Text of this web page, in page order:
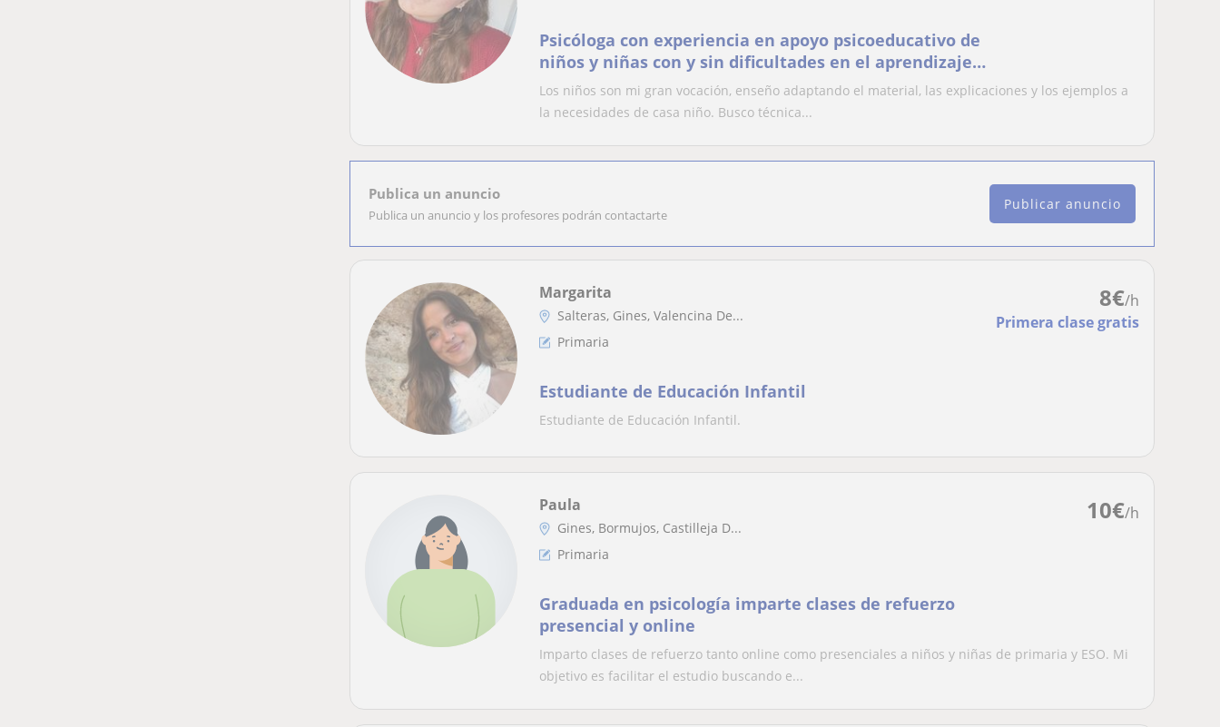
Psicóloga con experiencia en apoyo psicoeducativo de
niños y niñas con y sin dificultades en el aprendizaje
de diversas asignatura
Los niños son mi gran vocación, enseño adaptando el material, las explicaciones y los ejemplos a
la necesidades de casa niño. Busco técnica...
Publica un anuncio
Publica un anuncio y los profesores podrán contactarte
Publicar anuncio
8€/h
Primera clase gratis
Margarita
Salteras, Gines, Valencina De...
Primaria
Estudiante de Educación Infantil
Estudiante de Educación Infantil.
10€/h
Paula
Gines, Bormujos, Castilleja D...
Primaria
Graduada en psicología imparte clases de refuerzo
presencial y online
Imparto clases de refuerzo tanto online como presenciales a niños y niñas de primaria y ESO. Mi
objetivo es facilitar el estudio buscando e...